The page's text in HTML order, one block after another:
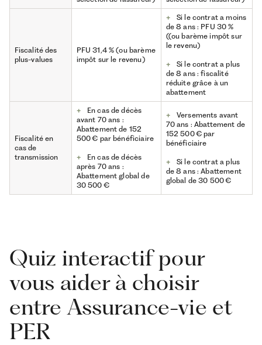
Fiscalité des
plus-values
PFU 31,4 % (ou barème
impôt sur le revenu)
+
Si le contrat a moins
de 8 ans : PFU 30 %
((ou barème impôt sur
le revenu)
+
Si le contrat a plus
de 8 ans : fiscalité
réduite grâce à un
abattement
Fiscalité en
cas de
transmission
+
En cas de décès
avant 70 ans :
Abattement de 152
500 € par bénéficiaire
+
En cas de décès
après 70 ans :
Abattement global de
30 500 €
+
Versements avant
70 ans : Abattement de
152 500 € par
bénéficiaire
+
Si le contrat a plus
de 8 ans : Abattement
global de 30 500 €
Quiz interactif pour
vous aider à choisir
entre Assurance-vie et
PER